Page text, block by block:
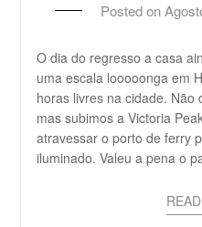
Posted on
O dia do regresso a casa
uma escala looooonga em
horas livres na cidade. Não
mas subimos a Victoria
atravessar o porto de ferry
iluminado. Valeu a pena o